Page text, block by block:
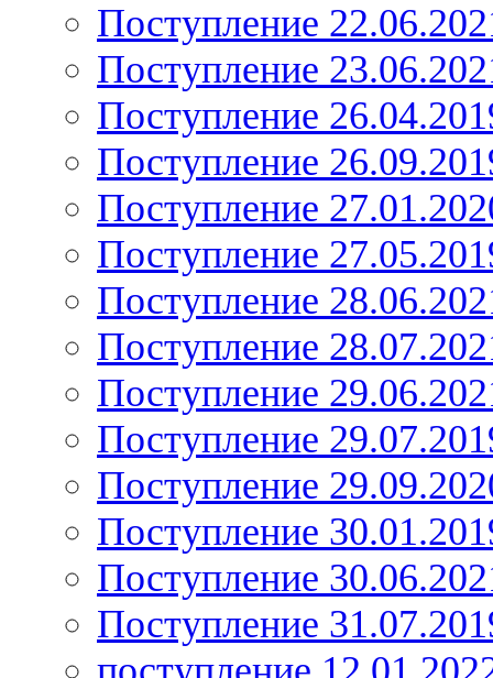
Поступление
Поступление
Поступление
Поступление
Поступление
Поступление
Поступление
Поступление
Поступление
Поступление
Поступление
Поступление
Поступление
Поступление